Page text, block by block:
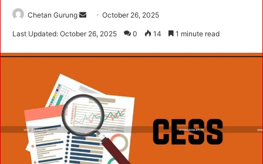
Chetan Gurung
d
n
e
m
a
i
l
October 26, 2025
Last Updated: October 26, 2025 0 14 1 minute read